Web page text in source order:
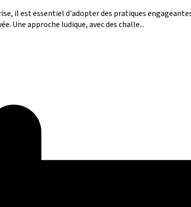
il est essentiel d'adopter des pratiques
Une approche ludique, avec des challe...